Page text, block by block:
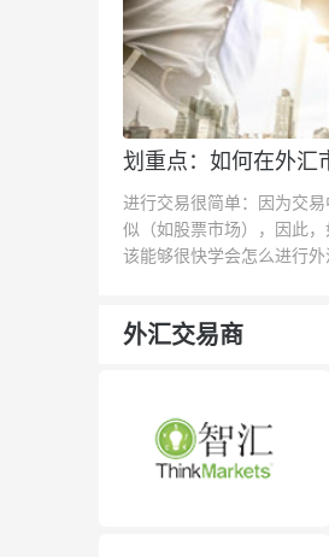
划重点：如何在外汇
进行交易很简单：因为交
似（如股票市场），因此
该能够很快学会怎么进行外
外汇交易商